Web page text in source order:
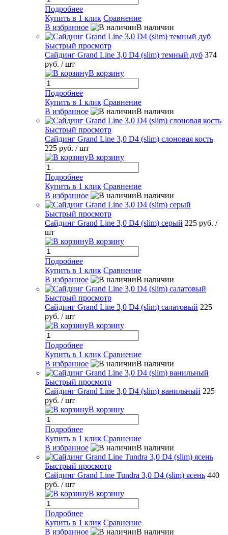
Подробнее
Купить в 1 клик Сравнение
В избранное
В наличии
Быстрый просмотр
Сайдинг Grand Line 3,0 D4 (slim) темный дуб 374
руб. / шт
В корзину
Подробнее
Купить в 1 клик Сравнение
В избранное
В наличии
Быстрый просмотр
Сайдинг Grand Line 3,0 D4 (slim) слоновая кость
225 руб. / шт
В корзину
Подробнее
Купить в 1 клик Сравнение
В избранное
В наличии
Быстрый просмотр
Сайдинг Grand Line 3,0 D4 (slim) серый 225 руб. /
шт
В корзину
Подробнее
Купить в 1 клик Сравнение
В избранное
В наличии
Быстрый просмотр
Сайдинг Grand Line 3,0 D4 (slim) салатовый 225
руб. / шт
В корзину
Подробнее
Купить в 1 клик Сравнение
В избранное
В наличии
Быстрый просмотр
Сайдинг Grand Line 3,0 D4 (slim) ванильный 225
руб. / шт
В корзину
Подробнее
Купить в 1 клик Сравнение
В избранное
В наличии
Быстрый просмотр
Сайдинг Grand Line Tundra 3,0 D4 (slim) ясень 440
руб. / шт
В корзину
Подробнее
Купить в 1 клик Сравнение
В избранное
В наличии